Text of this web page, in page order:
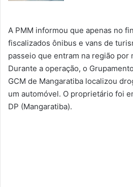
A PMM informou que apenas no
fiscalizados ônibus e vans de
passeio que entram na região por
Durante a operação, o
GCM de Mangaratiba localizou
um automóvel. O proprietário foi
DP (Mangaratiba).